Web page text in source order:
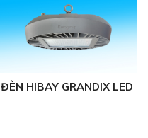
ĐÈN HIBAY GRANDIX LED